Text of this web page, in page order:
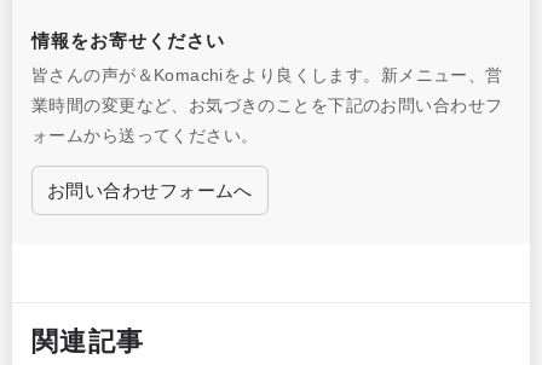
情報をお寄せください
皆さんの声が＆Komachiをより良くします。新メニュー、営
業時間の変更など、お気づきのことを下記のお問い合わせフ
ォームから送ってください。
お問い合わせフォームへ
関連記事